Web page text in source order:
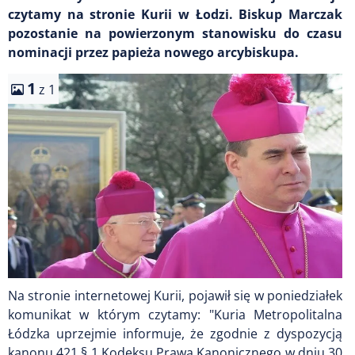
czytamy na stronie Kurii w Łodzi. Biskup Marczak
pozostanie na powierzonym stanowisku do czasu
nominacji przez papieża nowego arcybiskupa.
1 z 1
Na stronie internetowej Kurii, pojawił się w poniedziałek
komunikat w którym czytamy: "Kuria Metropolitalna
Łódzka uprzejmie informuje, że zgodnie z dyspozycją